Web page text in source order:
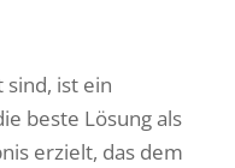
sind, ist ein
beste Lösung als
erzielt, das dem